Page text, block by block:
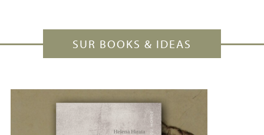
SUR BOOKS & IDEAS